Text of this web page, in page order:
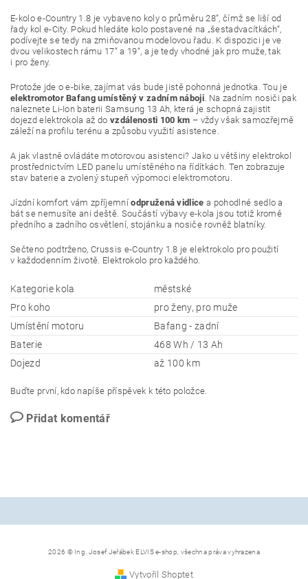
E-kolo e-Country 1.8 je vybaveno koly o průměru 28“, čímž se liší od
řady kol e-City. Pokud hledáte kolo postavené na „šestadvacítkách“,
podívejte se tedy na zmiňovanou modelovou řadu. K dispozici je ve
dvou velikostech rámu 17“ a 19“, a je tedy vhodné jak pro muže, tak
i pro ženy.
Protože jde o e-bike, zajímat vás bude jistě pohonná jednotka. Tou je
elektromotor Bafang umístěný v zadním náboji. Na zadním nosiči pak
naleznete Li-Ion baterii Samsung 13 Ah, která je schopná zajistit
dojezd elektrokola až dovzdálenosti 100 km – vždy však samozřejmě
záleží na profilu terénu a způsobu využití asistence.
A jak vlastně ovládáte motorovou asistenci? Jako u většiny elektrokol
prostřednictvím LED panelu umístěného na řídítkách. Ten zobrazuje
stav baterie a zvolený stupeň výpomoci elektromotoru.
Jízdní komfort vám zpříjemníodpružená vidlice a pohodlné sedlo a
bát se nemusíte ani deště. Součástí výbavy e-kola jsou totiž kromě
předního a zadního osvětlení, stojánku a nosiče rovněž blatníky.
Sečteno podtrženo, Crussis e-Country 1.8 je elektrokolo pro použití
v každodenním životě. Elektrokolo pro každého.
Kategorie kola
městské
Pro koho
pro ženy, pro muže
Umístění motoru
Bafang - zadní
Baterie
468 Wh / 13 Ah
Dojezd
až 100 km
Buďte první, kdo napíše příspěvek k této položce.
Přidat komentář
2026 © Ing. Josef Jeřábek ELVIS e-shop, všechna práva vyhrazena
Vytvořil Shoptet